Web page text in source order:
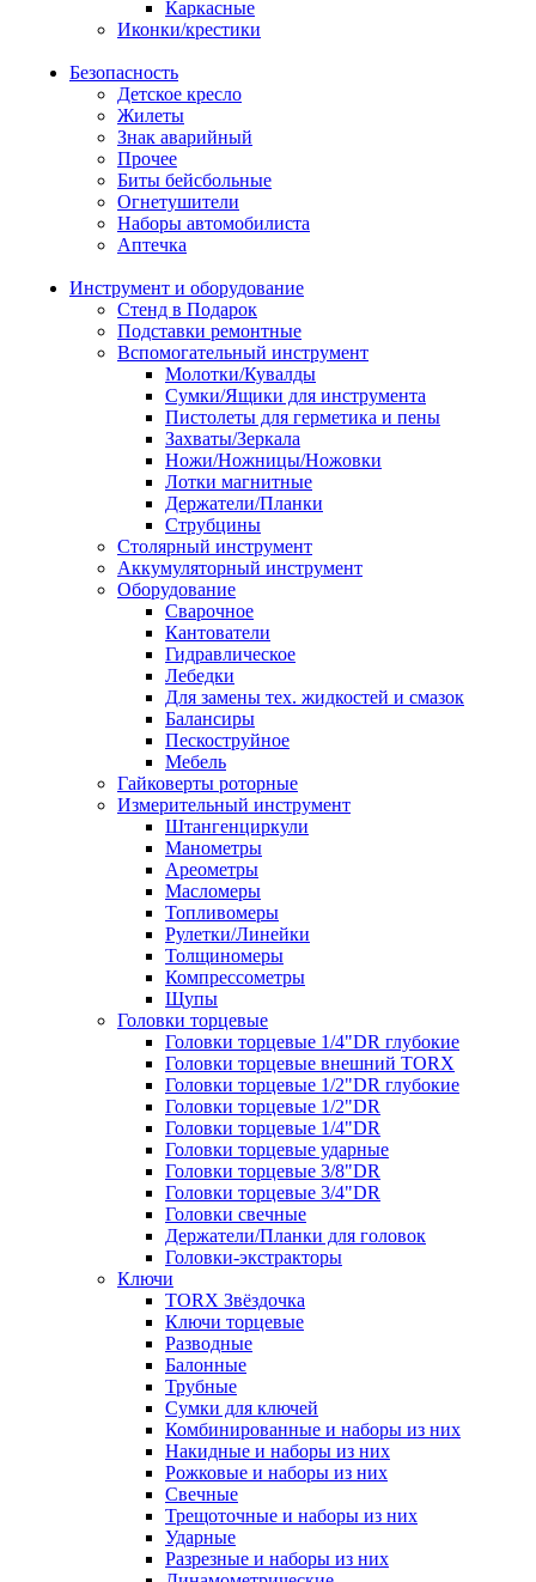
Каркасные
Иконки/крестики
Безопасность
Детское кресло
Жилеты
Знак аварийный
Прочее
Биты бейсбольные
Огнетушители
Наборы автомобилиста
Аптечка
Инструмент и оборудование
Стенд в Подарок
Подставки ремонтные
Вспомогательный инструмент
Молотки/Кувалды
Сумки/Ящики для инструмента
Пистолеты для герметика и пены
Захваты/Зеркала
Ножи/Ножницы/Ножовки
Лотки магнитные
Держатели/Планки
Струбцины
Столярный инструмент
Аккумуляторный инструмент
Оборудование
Сварочное
Кантователи
Гидравлическое
Лебедки
Для замены тех. жидкостей и смазок
Балансиры
Пескоструйное
Мебель
Гайковерты роторные
Измерительный инструмент
Штангенциркули
Манометры
Ареометры
Масломеры
Топливомеры
Рулетки/Линейки
Толщиномеры
Компрессометры
Щупы
Головки торцевые
Головки торцевые 1/4"DR глубокие
Головки торцевые внешний TORX
Головки торцевые 1/2"DR глубокие
Головки торцевые 1/2"DR
Головки торцевые 1/4"DR
Головки торцевые ударные
Головки торцевые 3/8"DR
Головки торцевые 3/4"DR
Головки свечные
Держатели/Планки для головок
Головки-экстракторы
Ключи
TORX Звёздочка
Ключи торцевые
Разводные
Балонные
Трубные
Сумки для ключей
Комбинированные и наборы из них
Накидные и наборы из них
Рожковые и наборы из них
Свечные
Трещоточные и наборы из них
Ударные
Разрезные и наборы из них